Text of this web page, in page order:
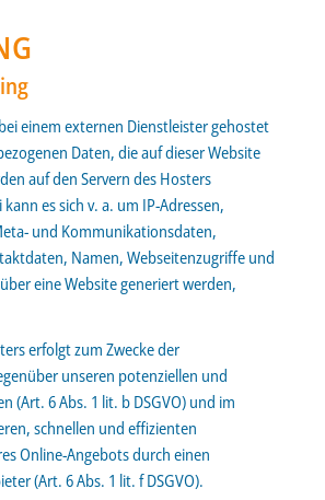
einem externen Dienstleister gehostet
Daten, die auf dieser Website
auf den Servern des Hosters
es sich v. a. um IP-Adressen,
und Kommunikationsdaten,
Namen, Webseitenzugriffe und
eine Website generiert werden,
erfolgt zum Zwecke der
unseren potenziellen und
(Art. 6 Abs. 1 lit. b DSGVO) und im
schnellen und effizienten
Online-Angebots durch einen
(Art. 6 Abs. 1 lit. f DSGVO).